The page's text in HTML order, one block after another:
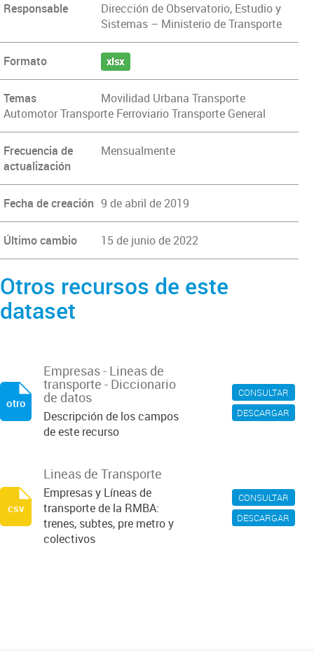
Responsable
Dirección de Observatorio, Estudio y
Sistemas – Ministerio de Transporte
Formato xlsx
Temas
Movilidad Urbana Transporte
Automotor Transporte Ferroviario Transporte General
Frecuencia de
actualización
Mensualmente
Fecha de creación 9 de abril de 2019
Último cambio 15 de junio de 2022
Otros recursos de este
dataset
CONSULTAR
DESCARGAR
Empresas - Lineas de
transporte - Diccionario
de datos
Descripción de los campos
de este recurso
otro
CONSULTAR
DESCARGAR
Lineas de Transporte
Empresas y Líneas de
transporte de la RMBA:
trenes, subtes, pre metro y
colectivos
csv